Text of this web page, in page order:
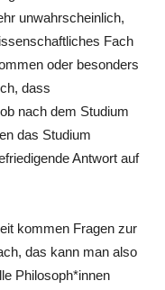
unwahrscheinlich,
Fach
oder besonders
dass
nach dem Studium
das Studium
Antwort auf
kommen Fragen zur
das kann man also
Philosoph*innen